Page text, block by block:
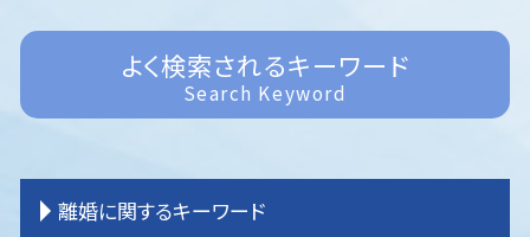
よく検索されるキーワード
Search Keyword
離婚に関するキーワード